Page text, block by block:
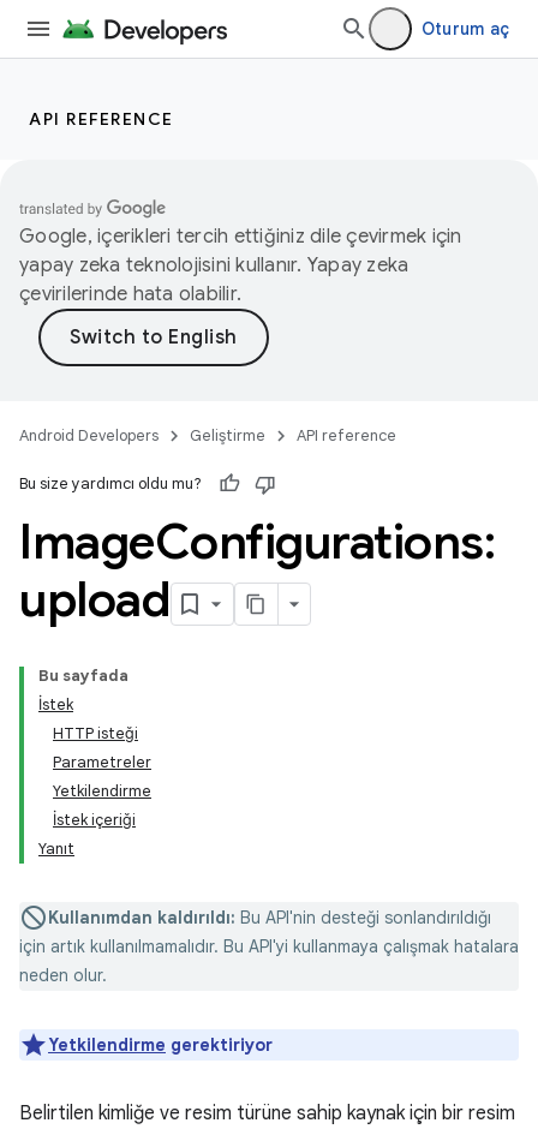
Oturum aç
API REFERENCE
Google, içerikleri tercih ettiğiniz dile çevirmek için
yapay zeka teknolojisini kullanır. Yapay zeka
çevirilerinde hata olabilir.
Android Developers Geliştirme API reference
Bu size yardımcı oldu mu?
ImageConfigurations:
upload
Bu sayfada
İstek
HTTP isteği
Parametreler
Yetkilendirme
İstek içeriği
Yanıt
Kullanımdan kaldırıldı: Bu API'nin desteği sonlandırıldığı
için artık kullanılmamalıdır. Bu API'yi kullanmaya çalışmak hatalara
neden olur.
Yetkilendirme gerektiriyor
Belirtilen kimliğe ve resim türüne sahip kaynak için bir resim